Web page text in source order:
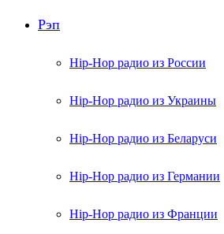
Рэп
Hip-Hop радио из России
Hip-Hop радио из Украины
Hip-Hop радио из Беларуси
Hip-Hop радио из Германии
Hip-Hop радио из Франции